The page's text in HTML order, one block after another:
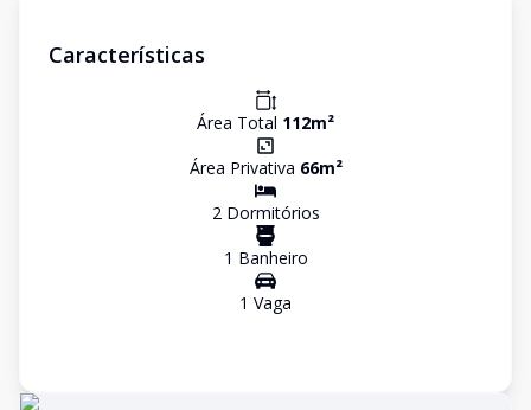
Características
Área Total 112m²
Área Privativa 66m²
2Dormitórios
1 Banheiro
1 Vaga